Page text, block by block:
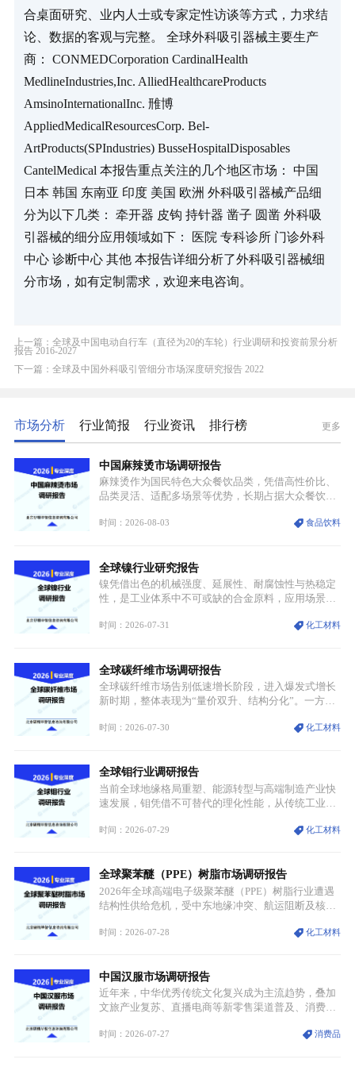
合桌面研究、业内人士或专家定性访谈等方式，力求结
论、数据的客观与完整。 全球外科吸引器械主要生产
商： CONMEDCorporation CardinalHealth
MedlineIndustries,Inc. AlliedHealthcareProducts
AmsinoInternationalInc. 雃博
AppliedMedicalResourcesCorp. Bel-
ArtProducts(SPIndustries) BusseHospitalDisposables
CantelMedical 本报告重点关注的几个地区市场： 中国
日本 韩国 东南亚 印度 美国 欧洲 外科吸引器械产品细
分为以下几类： 牵开器 皮钩 持针器 凿子 圆凿 外科吸
引器械的细分应用领域如下： 医院 专科诊所 门诊外科
中心 诊断中心 其他 本报告详细分析了外科吸引器械细
分市场，如有定制需求，欢迎来电咨询。
上一篇：全球及中国电动自行车（直径为20的车轮）行业调研和投资前景分析
报告 2016-2027
下一篇：全球及中国外科吸引管细分市场深度研究报告 2022
市场分析 行业简报 行业资讯 排行榜 更多
中国麻辣烫市场调研报告
麻辣烫作为国民特色大众餐饮品类，凭借高性价比、
品类灵活、适配多场景等优势，长期占据大众餐饮重
型，叠加消费需求升级、线上流量变革、新零售业态
特点，在消费、创业、政策、技术多重驱动下，依旧
具备强劲的发展活力。
时间：2026-08-03 食品饮料
全球镍行业研究报告
镍凭借出色的机械强度、延展性、耐腐蚀性与热稳定
性，是工业体系中不可或缺的合金原料，应用场景横
用价值难以被替代。依托理化优势，镍被全球主要经
型为新能源核心战略矿产，全球产业形成“印尼掌控
资源与产能、中国主导消费与技术、工艺向低碳湿法
迭代、再生镍加速补位”的全新格局。
时间：2026-07-31 化工材料
全球碳纤维市场调研报告
全球碳纤维市场告别低速增长阶段，进入爆发式增长
新时期，整体表现为“量价双升、结构分化”。一方面
持续扩张；另一方面产品、需求、应用场景呈现明显
体规模扩张，高附加值领域与规模化工业应用形成两
大独立增长体系。
时间：2026-07-30 化工材料
全球钼行业调研报告
当前全球地缘格局重塑、能源转型与高端制造产业快
速发展，钼凭借不可替代的理化性能，从传统工业金
需格局重构、价值体系重估的新阶段。钼是典型难熔
贯穿传统工业、高端制造、军工、新能源等多个核心
产业，成为现代工业体系中不可或缺的基础材料。
时间：2026-07-29 化工材料
全球聚苯醚（PPE）树脂市场调研报告
2026年全球高端电子级聚苯醚（PPE）树脂行业遭遇
结构性供给危机，受中东地缘冲突、航运阻断及核心
停产，行业长期维持寡头垄断的供应链格局彻底瓦
价无市”的供给真空，并沿高频覆铜板、PCB电路板向
AI服务器、5G基站等高端电子终端持续传导，全产业
链生产、成本、交付均承受巨大压力。
时间：2026-07-28 化工材料
中国汉服市场调研报告
近年来，中华优秀传统文化复兴成为主流趋势，叠加
文旅产业复苏、直播电商等新零售渠道普及、消费群
服不再局限于传统节日、古风活动等小众场景，逐步
时间：2026-07-27 消费品